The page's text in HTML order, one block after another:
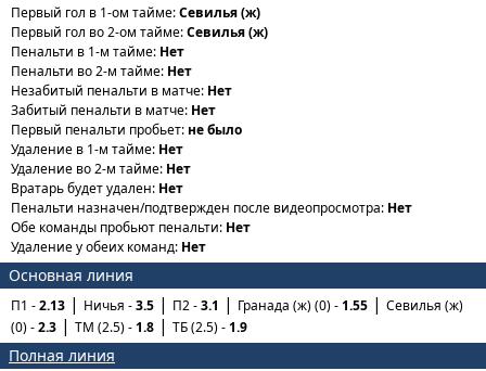
Первый гол в 1-ом тайме:Севилья (ж)
Первый гол во 2-ом тайме:Севилья (ж)
Пенальти в 1-м тайме: Нет
Пенальти во 2-м тайме: Нет
Незабитый пенальти в матче: Нет
Забитый пенальти в матче: Нет
Первый пенальти пробьет: не было
Удаление в 1-м тайме: Нет
Удаление во 2-м тайме: Нет
Вратарь будет удален: Нет
Пенальти назначен/подтвержден после видеопросмотра: Нет
Обе команды пробьют пенальти: Нет
Удаление у обеих команд: Нет
Основная линия
П1 -2.13 Ничья -3.5 П2 -3.1 Гранада (ж) (0) -1.55
Севилья (ж)
(0) -2.3 ТМ (2.5) -1.8 ТБ (2.5) -1.9
Полная линия